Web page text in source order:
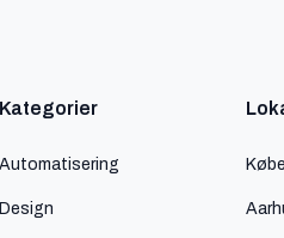
Kategorier
Automatisering
Design